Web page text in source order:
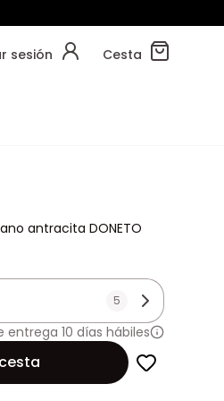
sesión Cesta
antracita DONETO
5
entrega 10 días hábiles